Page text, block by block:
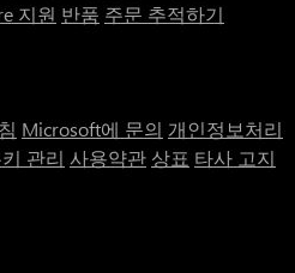
지원 반품 주문 추적하기
Microsoft에 문의 개인정보처리
관리 사용약관 상표 타사 고지